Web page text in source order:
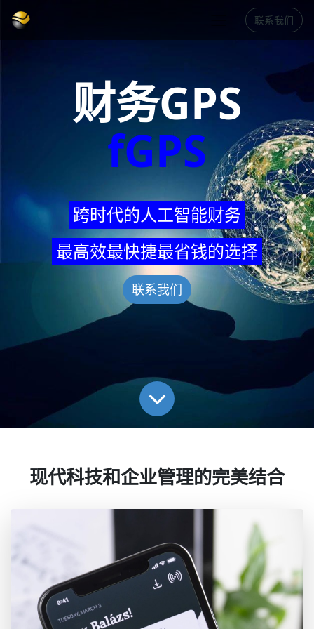
联系我们
财务GPS
fGPS
跨时代的人工智能财务
最高效最快捷最省钱的选择
联系我们
现代科技和企业管理的完美结合